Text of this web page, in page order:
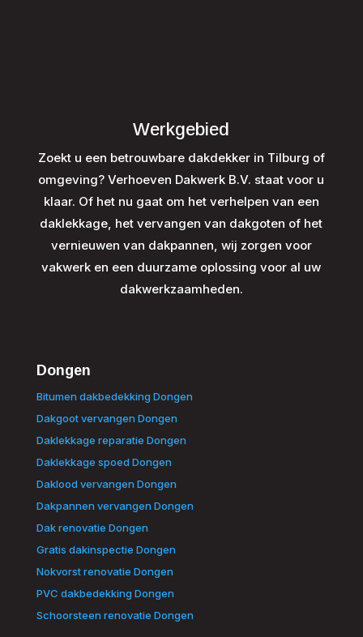
Werkgebied
Zoekt u een betrouwbare dakdekker in Tilburg of
omgeving? Verhoeven Dakwerk B.V. staat voor u
klaar. Of het nu gaat om het verhelpen van een
daklekkage, het vervangen van dakgoten of het
vernieuwen van dakpannen, wij zorgen voor
vakwerk en een duurzame oplossing voor al uw
dakwerkzaamheden.
Dongen
Bitumen dakbedekking Dongen
Dakgoot vervangen Dongen
Daklekkage reparatie Dongen
Daklekkage spoed Dongen
Daklood vervangen Dongen
Dakpannen vervangen Dongen
Dak renovatie Dongen
Gratis dakinspectie Dongen
Nokvorst renovatie Dongen
PVC dakbedekking Dongen
Schoorsteen renovatie Dongen